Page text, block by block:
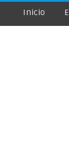
Inicio